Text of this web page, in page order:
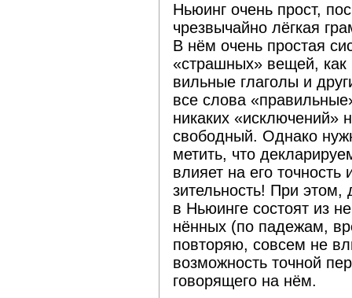
Ньюинг очень прост,
чрезвычайно лёгкая
В нём очень простая
«страшных» вещей, как
вильные глаголы и
все слова
никаких «исключений»
свободный. Однако
метить, что
влияет на его точность
зительность! При
в Ньюинге состоят из
нённых (по падежам,
повторяю, совсем не
возможность точной
говорящего на нём.